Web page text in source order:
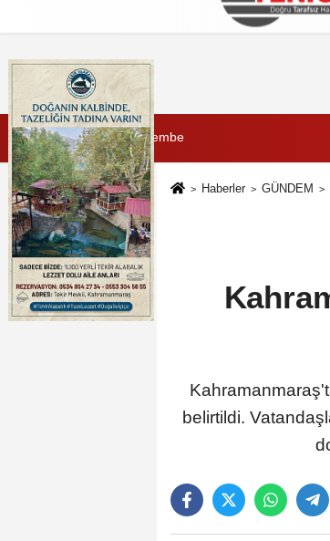
İletişim Çerez
6 Ağustos 2026, Perşembe
Haberler GÜNDEM
belirtildi.